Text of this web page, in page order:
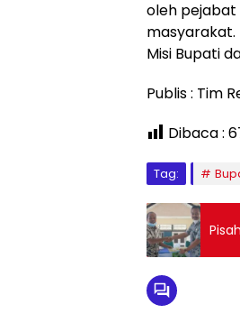
oleh
masyarakat.
Misi Bupati
Publis : Tim
Dibaca :
Tag: